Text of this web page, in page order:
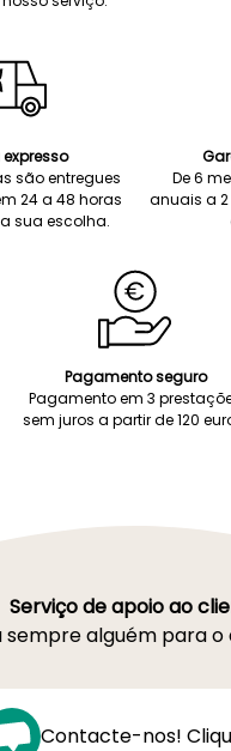
são entregues
24 a 48 horas
sua escolha.
De 6
anuais a
Pagamento seguro
Pagamento em 3
sem juros a partir de 120
Serviço de apoio ao
sempre alguém para o
Contacte-nos!